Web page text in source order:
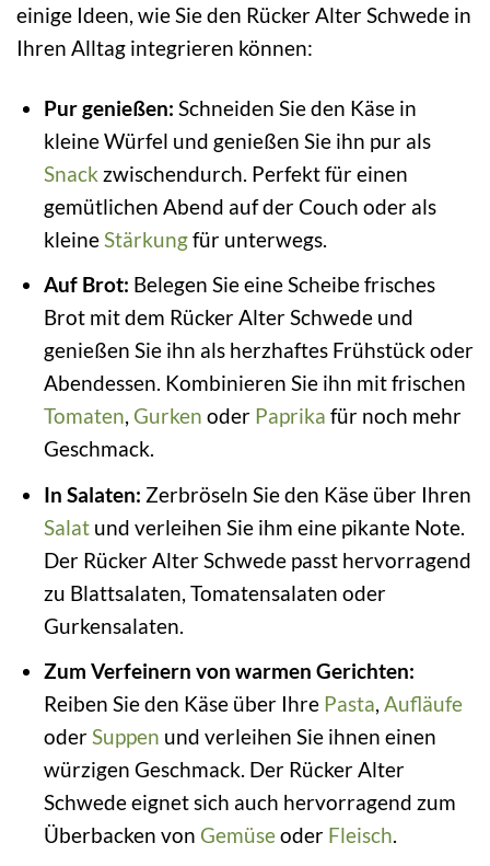
einige Ideen, wie Sie den Rücker Alter Schwede in
Ihren Alltag integrieren können:
Pur genießen: Schneiden Sie den Käse in
kleine Würfel und genießen Sie ihn pur als
Snack zwischendurch. Perfekt für einen
gemütlichen Abend auf der Couch oder als
kleineStärkungfür unterwegs.
Auf Brot: Belegen Sie eine Scheibe frisches
Brot mit dem Rücker Alter Schwede und
genießen Sie ihn als herzhaftes Frühstück oder
Abendessen. Kombinieren Sie ihn mit frischen
Tomaten, Gurken oder Paprika für noch mehr
Geschmack.
In Salaten: Zerbröseln Sie den Käse über Ihren
Salatund verleihen Sie ihm eine pikante Note.
Der Rücker Alter Schwede passt hervorragend
zu Blattsalaten, Tomatensalaten oder
Gurkensalaten.
Zum Verfeinern von warmen Gerichten:
Reiben Sie den Käse über Ihre Pasta, Aufläufe
oderSuppen und verleihen Sie ihnen einen
würzigen Geschmack. Der Rücker Alter
Schwede eignet sich auch hervorragend zum
Überbacken von Gemüseoder Fleisch.